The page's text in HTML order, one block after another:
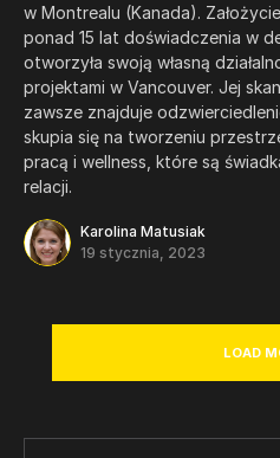
w Montrealu (Kanada).
ponad 15 lat doświadczenia w
otworzyła swoją własną
projektami w Vancouver. Jej
zawsze znajduje
skupia się na tworzeniu
pracą i wellness, które są
relacji.
Karolina Matusiak
19 stycznia, 2023
LOAD